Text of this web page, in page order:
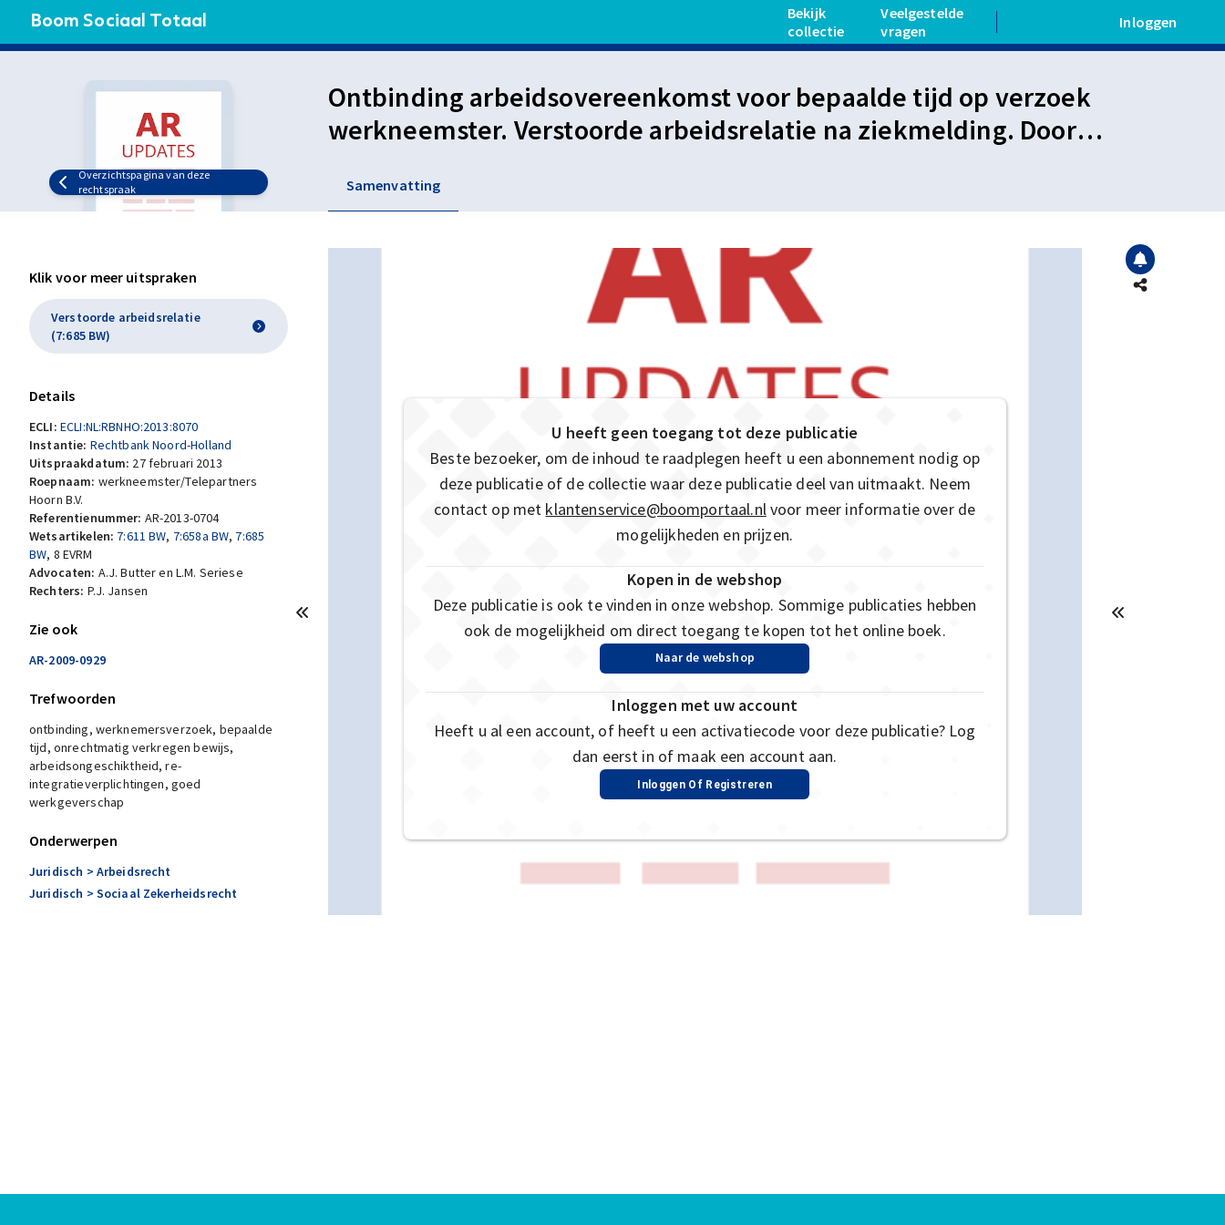
Boom Sociaal Totaal
Bekijk
collectie
Veelgestelde
vragen
Inloggen
Overzichtspagina van deze
rechtspraak
Ontbinding arbeidsovereenkomst voor bepaalde tijd op verzoek
werkneemster. Verstoorde arbeidsrelatie na ziekmelding. Door
is geen onrechtmatig verkregen bewijs. C=3
Samenvatting
Klik voor meer uitspraken
Verstoorde arbeidsrelatie
(7:685 BW)
Details
ECLI: ECLI:NL:RBNHO:2013:8070
Instantie: Rechtbank Noord-Holland
Uitspraakdatum: 27 februari 2013
Roepnaam: werkneemster/Telepartners
Hoorn B.V.
Referentienummer: AR-2013-0704
Wetsartikelen: 7:611 BW, 7:658a BW, 7:685
BW, 8 EVRM
Advocaten: A.J. Butter en L.M. Seriese
Rechters: P.J. Jansen
Zie ook
AR-2009-0929
Trefwoorden
ontbinding, werknemersverzoek, bepaalde
tijd, onrechtmatig verkregen bewijs,
arbeidsongeschiktheid, re-
integratieverplichtingen, goed
werkgeverschap
Onderwerpen
Juridisch > Arbeidsrecht
Juridisch > Sociaal Zekerheidsrecht
U heeft geen toegang tot deze publicatie
Beste bezoeker, om de inhoud te raadplegen heeft u een abonnement nodig op
deze publicatie of de collectie waar deze publicatie deel van uitmaakt. Neem
contact op met klantenservice@boomportaal.nlvoor meer informatie over de
mogelijkheden en prijzen.
Kopen in de webshop
Deze publicatie is ook te vinden in onze webshop. Sommige publicaties hebben
ook de mogelijkheid om direct toegang te kopen tot het online boek.
Naar de webshop
Inloggen met uw account
Heeft u al een account, of heeft u een activatiecode voor deze publicatie? Log
dan eerst in of maak een account aan.
Inloggen Of Registreren